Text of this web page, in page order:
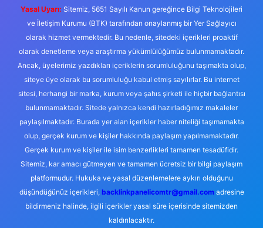
Yasal Uyarı: Sitemiz, 5651 Sayılı Kanun gereğince Bilgi Teknolojileri
ve İletişim Kurumu (BTK) tarafından onaylanmış bir Yer Sağlayıcı
olarak hizmet vermektedir. Bu nedenle, sitedeki içerikleri proaktif
olarak denetleme veya araştırma yükümlülüğümüz bulunmamaktadır.
Ancak, üyelerimiz yazdıkları içeriklerin sorumluluğunu taşımakta olup,
siteye üye olarak bu sorumluluğu kabul etmiş sayılırlar. Bu internet
sitesi, herhangi bir marka, kurum veya şahıs şirketi ile hiçbir bağlantısı
bulunmamaktadır. Sitede yalnızca kendi hazırladığımız makaleler
paylaşılmaktadır. Burada yer alan içerikler haber niteliği taşımamakta
olup, gerçek kurum ve kişiler hakkında paylaşım yapılmamaktadır.
Gerçek kurum ve kişiler ile isim benzerlikleri tamamen tesadüfidir.
Sitemiz, kar amacı gütmeyen ve tamamen ücretsiz bir bilgi paylaşım
platformudur. Hukuka ve yasal düzenlemelere aykırı olduğunu
düşündüğünüz içerikleri, backlinkpanelicomtr@gmail.comadresine
bildirmeniz halinde, ilgili içerikler yasal süre içerisinde sitemizden
kaldırılacaktır.